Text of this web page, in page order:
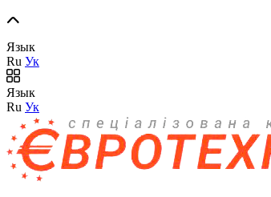
Язык
Ru Ук
Язык
Ru Ук